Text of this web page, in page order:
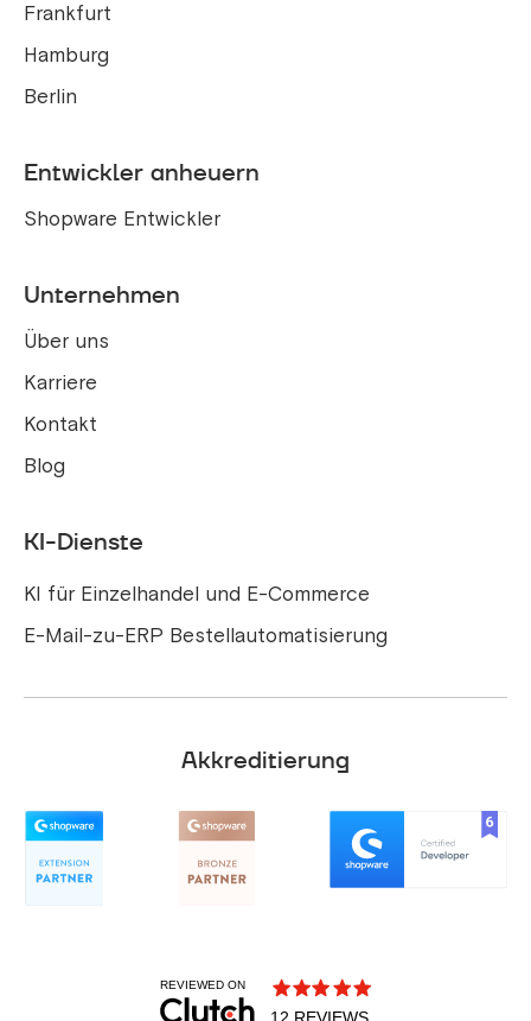
Frankfurt
Hamburg
Berlin
Entwickler anheuern
Shopware Entwickler
Unternehmen
Über uns
Karriere
Kontakt
Blog
KI-Dienste
KI für Einzelhandel und E-Commerce
E-Mail-zu-ERP Bestellautomatisierung
Akkreditierung